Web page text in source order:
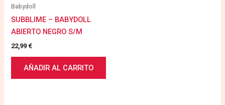
Babydoll
SUBBLIME – BABYDOLL
ABIERTO NEGRO S/M
22,99€
AÑADIR AL CARRITO